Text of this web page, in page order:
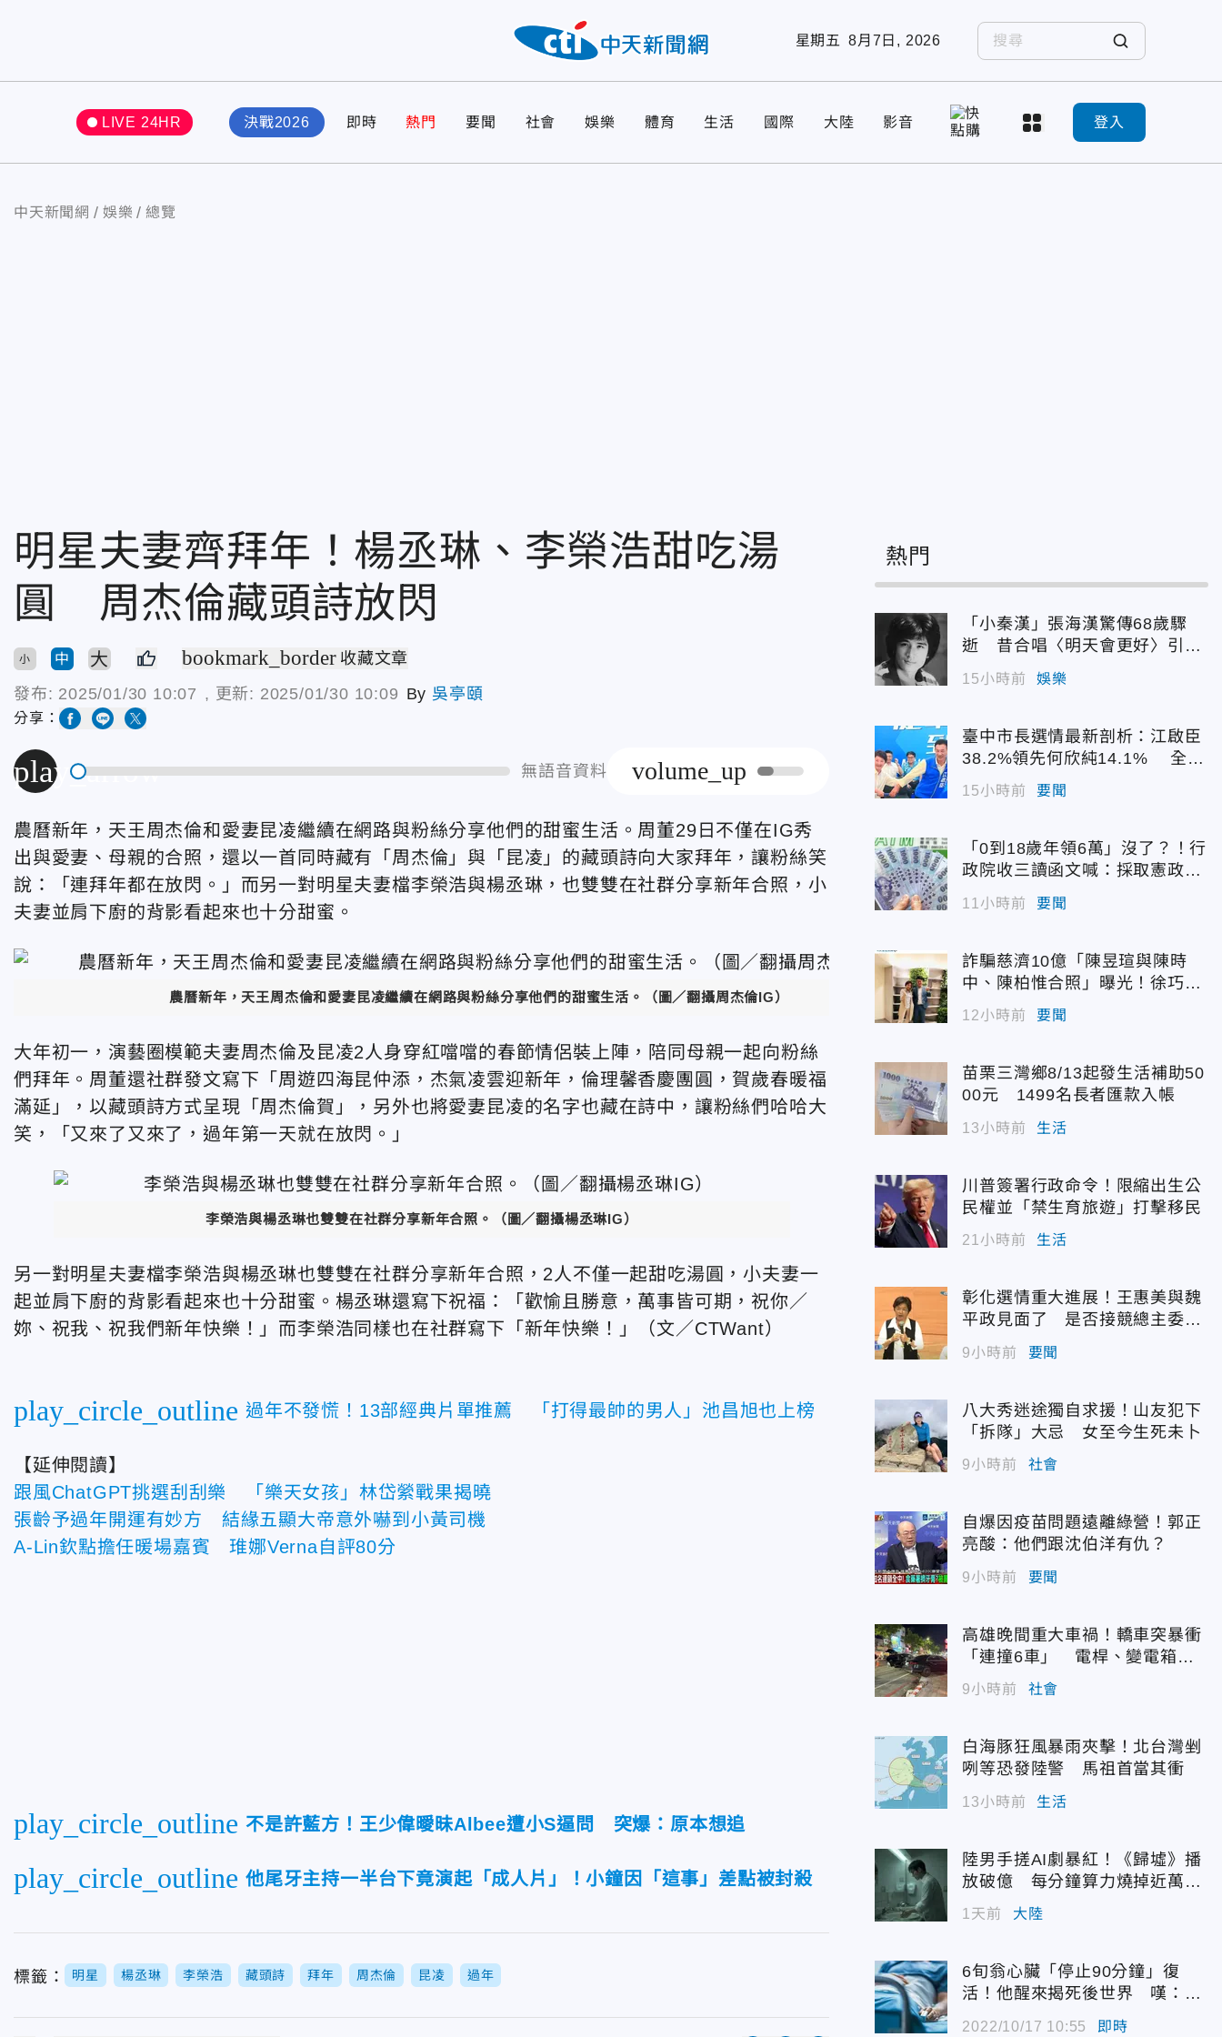
星期五 8月7日, 2026
LIVE 24HR 決戰2026 即時 熱門 要聞 社會 娛樂 體育 生活 國際 大陸 影音 登入
中天新聞網 娛樂 總覽
明星夫妻齊拜年！楊丞琳、李榮浩甜吃湯
圓 周杰倫藏頭詩放閃
小 中 大 bookmark_border 收藏文章
發布: 2025/01/30 10:07 , 更新: 2025/01/30 10:09 By 吳亭頤
分享：
play_arrow 無語音資料 volume_up
農曆新年，天王周杰倫和愛妻昆凌繼續在網路與粉絲分享他們的甜蜜生活。周董29日不僅在IG秀
出與愛妻、母親的合照，還以一首同時藏有「周杰倫」與「昆凌」的藏頭詩向大家拜年，讓粉絲笑
說：「連拜年都在放閃。」而另一對明星夫妻檔李榮浩與楊丞琳，也雙雙在社群分享新年合照，小
夫妻並肩下廚的背影看起來也十分甜蜜。
農曆新年，天王周杰倫和愛妻昆凌繼續在網路與粉絲分享他們的甜蜜生活。（圖／翻攝周杰倫IG）
大年初一，演藝圈模範夫妻周杰倫及昆凌2人身穿紅噹噹的春節情侶裝上陣，陪同母親一起向粉絲
們拜年。周董還社群發文寫下「周遊四海昆仲添，杰氣凌雲迎新年，倫理馨香慶團圓，賀歲春暖福
滿延」，以藏頭詩方式呈現「周杰倫賀」，另外也將愛妻昆凌的名字也藏在詩中，讓粉絲們哈哈大
笑，「又來了又來了，過年第一天就在放閃。」
李榮浩與楊丞琳也雙雙在社群分享新年合照。（圖／翻攝楊丞琳IG）
另一對明星夫妻檔李榮浩與楊丞琳也雙雙在社群分享新年合照，2人不僅一起甜吃湯圓，小夫妻一
起並肩下廚的背影看起來也十分甜蜜。楊丞琳還寫下祝福：「歡愉且勝意，萬事皆可期，祝你／
妳、祝我、祝我們新年快樂！」而李榮浩同樣也在社群寫下「新年快樂！」
（文／CTWant）
play_circle_outline 過年不發慌！13部經典片單推薦 「打得最帥的男人」池昌旭也上榜
【延伸閱讀】
跟風ChatGPT挑選刮刮樂 「樂天女孩」林岱縈戰果揭曉
張齡予過年開運有妙方 結緣五顯大帝意外嚇到小黃司機
A-Lin欽點擔任暖場嘉賓 琟娜Verna自評80分
play_circle_outline 不是許藍方！王少偉曖昧Albee遭小S逼問 突爆：原本想追
play_circle_outline 他尾牙主持一半台下竟演起「成人片」！小鐘因「這事」差點被封殺
標籤： 明星 楊丞琳 李榮浩 藏頭詩 拜年 周杰倫 昆凌 過年
熱門
「小秦漢」張海漢驚傳68歲驟
逝 昔合唱〈明天會更好〉引追
15小時前 娛樂
臺中市長選情最新剖析：江啟臣
38.2%領先何欣純14.1% 全世
代支持度全面居首
15小時前 要聞
「0到18歲年領6萬」沒了？！行
政院收三讀函文喊：採取憲政作
11小時前 要聞
詐騙慈濟10億「陳昱瑄與陳時
中、陳柏惟合照」曝光！徐巧芯
震撼出手
12小時前 要聞
苗栗三灣鄉8/13起發生活補助50
00元 1499名長者匯款入帳
13小時前 生活
川普簽署行政命令！限縮出生公
民權並「禁生育旅遊」打擊移民
21小時前 生活
彰化選情重大進展！王惠美與魏
平政見面了 是否接競總主委態
度曝光
9小時前 要聞
八大秀迷途獨自求援！山友犯下
「拆隊」大忌 女至今生死未卜
9小時前 社會
自爆因疫苗問題遠離綠營！郭正
亮酸：他們跟沈伯洋有仇？
9小時前 要聞
高雄晚間重大車禍！轎車突暴衝
「連撞6車」 電桿、變電箱全
遭殃
9小時前 社會
白海豚狂風暴雨夾擊！北台灣剉
咧等恐發陸警 馬祖首當其衝
13小時前 生活
陸男手搓AI劇暴紅！《歸墟》播
放破億 每分鐘算力燒掉近萬台
1天前 大陸
6旬翁心臟「停止90分鐘」復
活！他醒來揭死後世界 嘆：很
2022/10/17 10:55 即時